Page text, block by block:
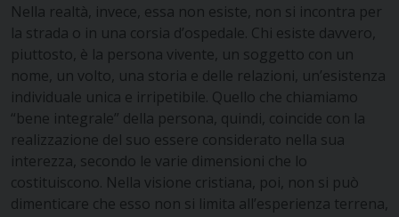
Nella realtà, invece, essa non esiste, non si incontra per
la strada o in una corsia d’ospedale. Chi esiste davvero,
piuttosto, è la persona vivente, un soggetto con un
nome, un volto, una storia e delle relazioni, un’esistenza
individuale unica e irripetibile. Quello che chiamiamo
“bene integrale” della persona, quindi, coincide con la
realizzazione del suo essere considerato nella sua
interezza, secondo le varie dimensioni che lo
costituiscono. Nella visione cristiana, poi, non si può
dimenticare che esso non si limita all’esperienza terrena,